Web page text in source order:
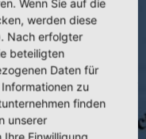
Wenn Sie auf die
werden diese
Nach erfolgter
beteiligten
Daten für
zu
finden
unserer